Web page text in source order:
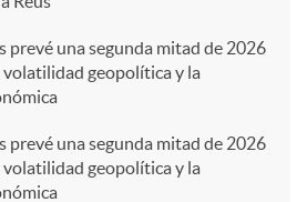
prevé una segunda mitad de 2026
volatilidad geopolítica y la
prevé una segunda mitad de 2026
volatilidad geopolítica y la